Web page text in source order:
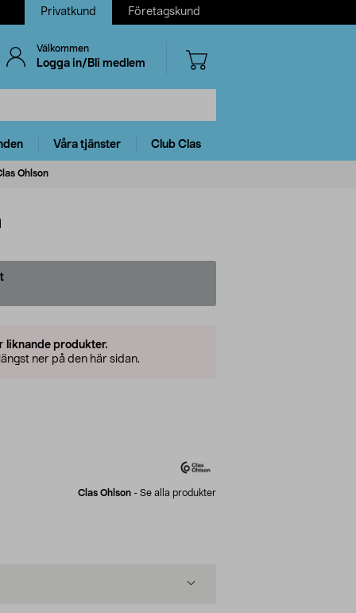
Privatkund Företagskund
Välkommen
Logga in/Bli medlem
Våra tjänster Club Clas
Ohlson
liknande produkter.
ner på den här sidan.
Clas Ohlson - Se alla produkter